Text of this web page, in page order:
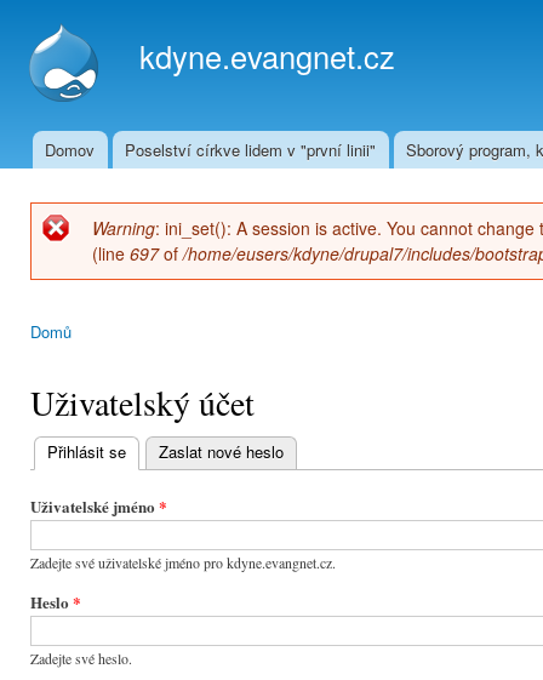
kdyne.evangnet.cz
Hlavní menu
Domov Poselství církve lidem v "první linii" Sborový program,
Chybová zpráva
Warning: ini_set(): A session is active. You cannot
(line 697of/home/eusers/kdyne/drupal7/includes/
Domů
Uživatelský účet
Hlavní
záložky
Přihlásit se (aktivní záložka)
Zaslat nové heslo
Uživatelské jméno *
Zadejte své uživatelské jméno pro kdyne.evangnet.cz.
Heslo *
Zadejte své heslo.